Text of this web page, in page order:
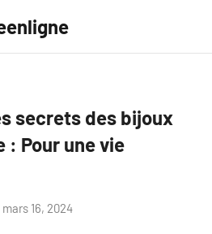
secrets des bijoux
Pour une vie
mars 16, 2024